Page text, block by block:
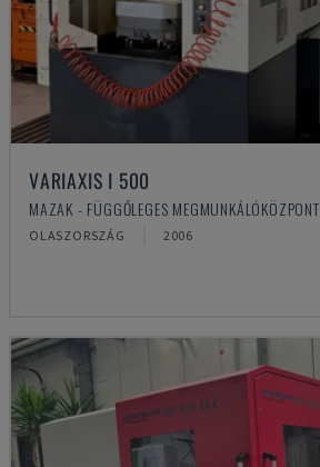
VARIAXIS I 500
MAZAK - FÜGGŐLEGES MEGMUNKÁLÓKÖZPONT
OLASZORSZÁG 2006